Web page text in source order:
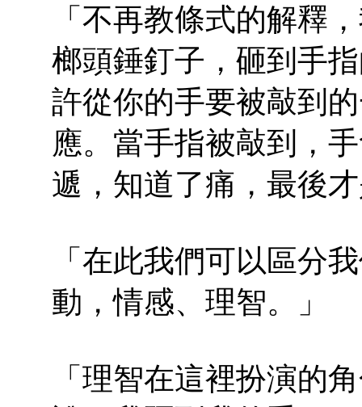
「不再教條式的解釋
榔頭錘釘子，砸到手
許從你的手要被敲到
應。當手指被敲到，
遞，知道了痛，最後
「在此我們可以區分
動，情感、理智。」
「理智在這裡扮演的